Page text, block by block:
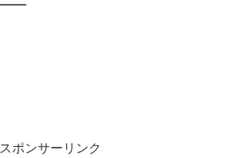
スポンサーリンク